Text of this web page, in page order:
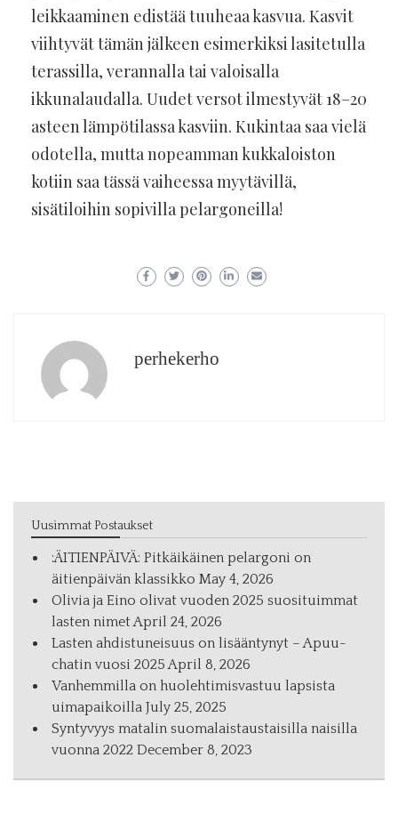
leikkaaminen edistää tuuheaa kasvua. Kasvit
viihtyvät tämän jälkeen esimerkiksi lasitetulla
terassilla, verannalla tai valoisalla
ikkunalaudalla. Uudet versot ilmestyvät 18–20
asteen lämpötilassa kasviin. Kukintaa saa vielä
odotella, mutta nopeamman kukkaloiston
kotiin saa tässä vaiheessa myytävillä,
sisätiloihin sopivilla pelargoneilla!
perhekerho
Uusimmat Postaukset
:ÄITIENPÄIVÄ: Pitkäikäinen pelargoni on
äitienpäivän klassikko May 4, 2026
Olivia ja Eino olivat vuoden 2025 suosituimmat
lasten nimetApril 24, 2026
Las­ten ah­dis­tu­nei­suus on li­sään­ty­nyt – Apuu-
cha­tin vuo­si 2025 April 8, 2026
Vanhemmilla on huolehtimisvastuu lapsista
uimapaikoilla July 25, 2025
Syntyvyys matalin suomalaistaustaisilla naisilla
vuonna 2022 December 8, 2023